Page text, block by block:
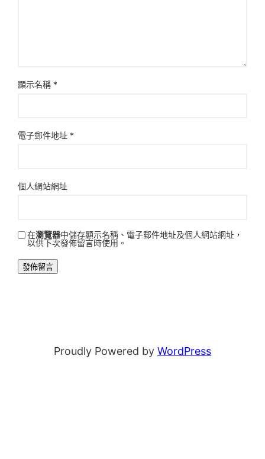
顯示名稱 *
電子郵件地址 *
個人網站網址
在瀏覽器中儲存顯示名稱、電子郵件地址及個人網站網址，
以供下次發佈留言時使用。
Proudly Powered by WordPress